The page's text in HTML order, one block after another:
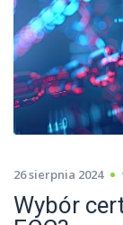
26 sierpnia 2024
Wybór